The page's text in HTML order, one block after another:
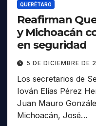
QUERÉTARO
Reafirman
y Michoacán
en seguridad
5 DE DICIEMBRE DE
Los secretarios de
Iován Elías Pérez
Juan Mauro
Michoacán, José…